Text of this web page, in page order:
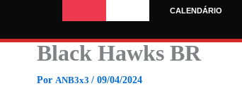
o
conteúdo
CALENDÁRIO
Black Hawks BR
Por ANB3x3 / 09/04/2024